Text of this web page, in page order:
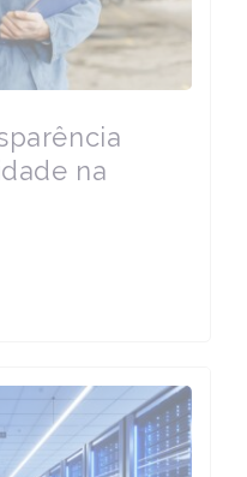
na